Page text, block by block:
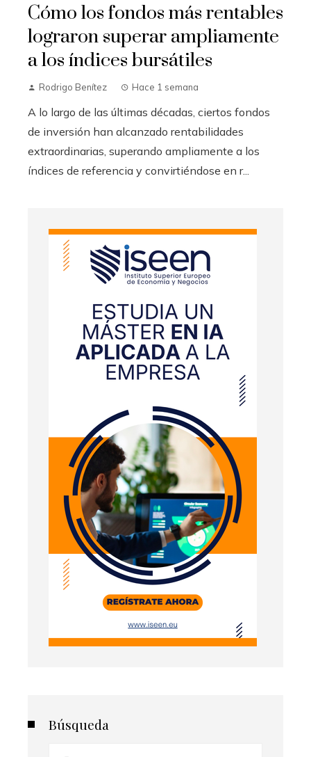
Cómo los fondos más rentables
lograron superar ampliamente
a los índices bursátiles
Rodrigo Benítez Hace 1 semana
A lo largo de las últimas décadas, ciertos fondos
de inversión han alcanzado rentabilidades
extraordinarias, superando ampliamente a los
índices de referencia y convirtiéndose en r...
Búsqueda